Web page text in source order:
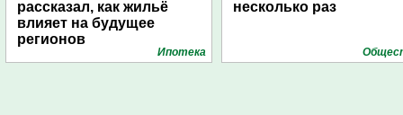
рассказал, как жильё
влияет на будущее
регионов
Ипотека
несколько раз